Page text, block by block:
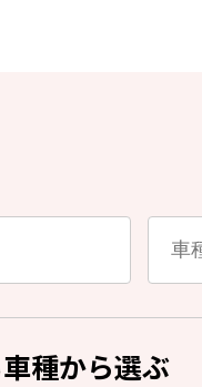
種から選ぶ